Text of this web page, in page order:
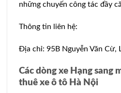
những chuyến công tác đầy
Thông tin liên hệ:
Địa chỉ: 95B Nguyễn Văn Cừ,
Các dòng xe Hạng sang
thuê xe ô tô Hà Nội